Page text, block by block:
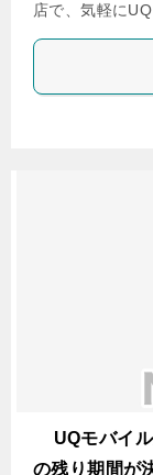
店で、気軽に
UQモバイ
の残り期間が